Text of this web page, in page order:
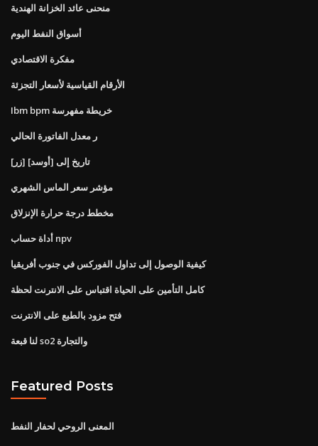
منحنى عائد الخزانة الهندية
أسواق النفط اليوم
مفكرة الاقتصادي
الأرقام القياسية لأسعار التجزئة
Ibm bpm خريطة مفهرسة
ر معدل الفاتورة الحالي
[زر] تاريخ إلى [أوسد]
مؤشر سعر الماس الشهري
مخطط درجة حرارة الإنزلاق
أداة حساب npv
كيفية الوصول إلى تداول الفوركس في جنوب أفريقيا
كامل التأمين على الحياة اقتباس على الانترنت لحظة
فتح مزود بالطبع على الانترنت
لنا قبعة so2 والتجارة
Featured Posts
المعنى الروحي لحفار النفط